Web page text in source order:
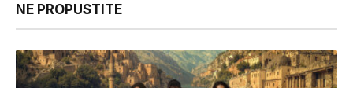
NE PROPUSTITE